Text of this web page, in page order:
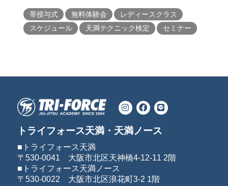
帯授与式 無料体験会
レディースクラス
スケジュール
天満テクニック検定 セミナー
トライフォース天満・天満ノース
■トライフォース天満
〒530-0041 大阪市北区天神橋4-12-11 2階
■トライフォース天満ノース
〒530-0022 大阪市北区浪花町3-2 1階